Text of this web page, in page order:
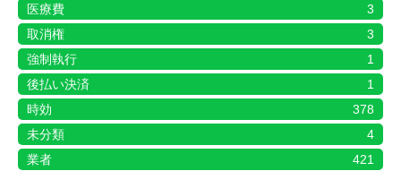
医療費
3
取消権
3
強制執行
1
後払い決済
1
時効
378
未分類
4
業者
421